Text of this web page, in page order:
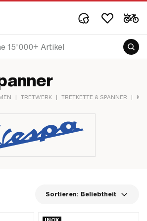
| TRETWERK | TRETKETTE & SPANNER |
Sortieren: Beliebtheit